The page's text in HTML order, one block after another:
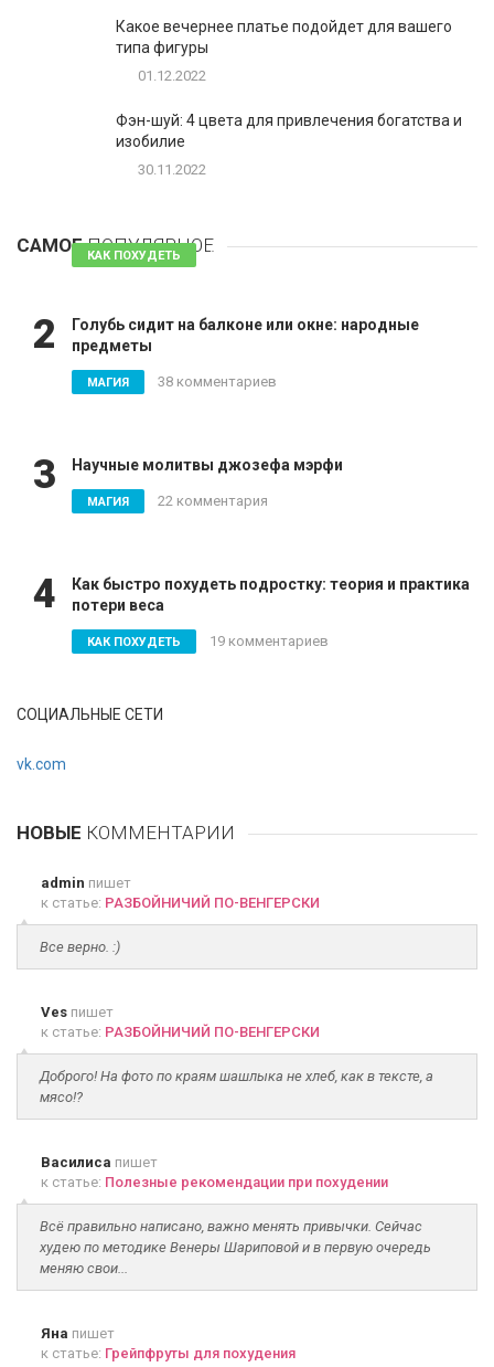
Какое вечернее платье подойдет для вашего
типа фигуры
01.12.2022
Фэн-шуй: 4 цвета для привлечения богатства и
изобилие
30.11.2022
САМОЕПОПУЛЯРНОЕ
КАК ПОХУДЕТЬ 81 комментарий
2
Голубь сидит на балконе или окне: народные
предметы
МАГИЯ 38 комментариев
3 Научные молитвы джозефа мэрфи
МАГИЯ 22 комментария
4
Как быстро похудеть подростку: теория и практика
потери веса
КАК ПОХУДЕТЬ 19 комментариев
СОЦИАЛЬНЫЕ СЕТИ
vk.com
НОВЫЕ КОММЕНТАРИИ
admin пишет
к статье: РАЗБОЙНИЧИЙ ПО-ВЕНГЕРСКИ
Все верно. :)
Ves пишет
к статье: РАЗБОЙНИЧИЙ ПО-ВЕНГЕРСКИ
Доброго! На фото по краям шашлыка не хлеб, как в тексте, а
мясо!?
Василиса пишет
к статье: Полезные рекомендации при похудении
Всё правильно написано, важно менять привычки. Сейчас
худею по методике Венеры Шариповой и в первую очередь
меняю свои...
Яна пишет
к статье: Грейпфруты для похудения